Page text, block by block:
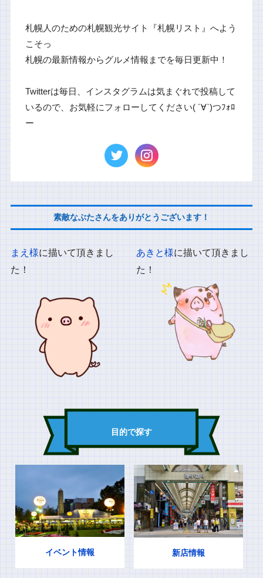
札幌人のための札幌観光サイト『札幌リスト』へよう
こそっ
札幌の最新情報からグルメ情報までを毎日更新中！
Twitterは毎日、インスタグラムは気まぐれで投稿して
いるので、お気軽にフォローしてください( ´∀`)つﾌｫﾛ
ー
素敵なぶたさんをありがとうございます！
まえ様に描いて頂きまし
た！
あきと様に描いて頂きまし
た！
目的で探す
イベント情報 新店情報